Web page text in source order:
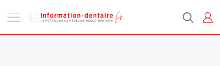
la